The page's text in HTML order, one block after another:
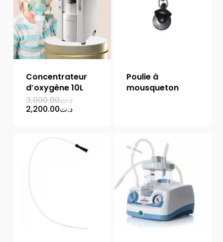
Concentrateur
d′oxygène 10L
د.ت3,000.00 Le
prix
initial
د.ت2,200.00 Le
Poulie à
mousqueton